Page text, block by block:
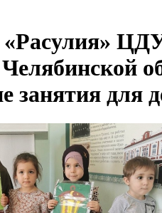
«Расулия»
занятия для